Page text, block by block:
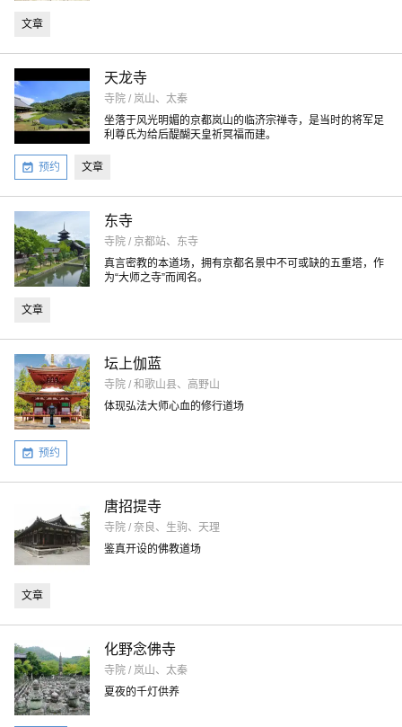
文章
天龙寺
寺院 / 岚山、太秦
坐落于风光明媚的京都岚山的临济宗禅寺，是当时的将军足
利尊氏为给后醍醐天皇祈冥福而建。
预约 文章
东寺
寺院 / 京都站、东寺
真言密教的本道场，拥有京都名景中不可或缺的五重塔，作
为“大师之寺”而闻名。
文章
坛上伽蓝
寺院 / 和歌山县、高野山
体现弘法大师心血的修行道场
预约
唐招提寺
寺院 / 奈良、生驹、天理
鉴真开设的佛教道场
文章
化野念佛寺
寺院 / 岚山、太秦
夏夜的千灯供养